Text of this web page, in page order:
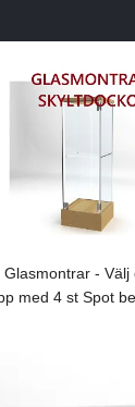
Glasmontrar - Välj
med 4 st Spot